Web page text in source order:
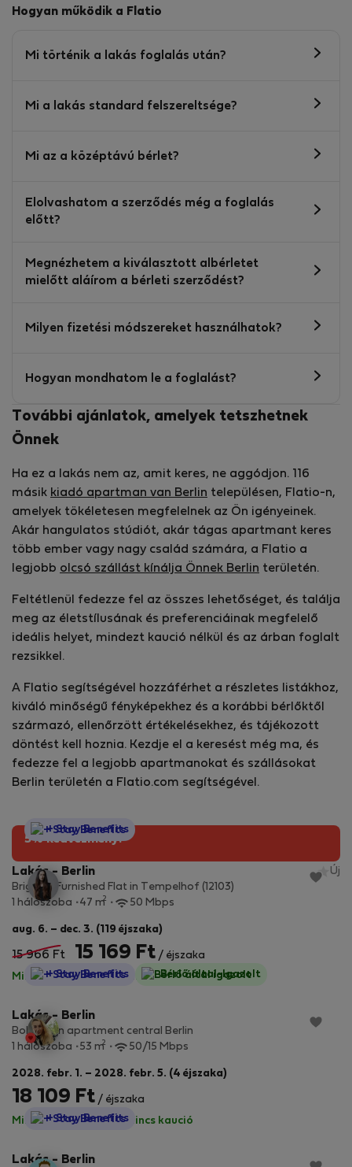
Hogyan működik a Flatio
Mi történik a lakás foglalás után?
Mi a lakás standard felszereltsége?
Mi az a középtávú bérlet?
Elolvashatom a szerződés még a foglalás
előtt?
Megnézhetem a kiválasztott albérletet
mielőtt aláírom a bérleti szerződést?
Milyen fizetési módszereket használhatok?
Hogyan mondhatom le a foglalást?
További ajánlatok, amelyek tetszhetnek
Önnek
Ha ez a lakás nem az, amit keres, ne aggódjon. 116
másik kiadó apartman van Berlin településen, Flatio-n,
amelyek tökéletesen megfelelnek az Ön igényeinek.
Akár hangulatos stúdiót, akár tágas apartmant keres
több ember vagy nagy család számára, a Flatio a
legjobb olcsó szállást kínálja Önnek Berlin területén.
Feltétlenül fedezze fel az összes lehetőséget, és találja
meg az életstílusának és preferenciáinak megfelelő
ideális helyet, mindezt kaució nélkül és az árban foglalt
rezsikkel.
A Flatio segítségével hozzáférhet a részletes listákhoz,
kiváló minőségű fényképekhez és a korábbi bérlőktől
származó, ellenőrzött értékelésekhez, és tájékozott
döntést kell hoznia. Kezdje el a keresést még ma, és
fedezze fel a legjobb apartmanokat és szállásokat
Berlin területén a Flatio.com segítségével.
5% kedvezmény!
StayProtection
+ Stay Benefits
Lakás - Berlin
Új
Bright & Furnished Flat in Tempelhof (12103)
1 hálószoba
47 m2 50 Mbps
aug. 6. – dec. 3. (119 éjszaka)
15 966 Ft 15 169 Ft / éjszaka
Minden díj benne van·Nincs kaució
StayProtection
+ Stay Benefits Bérlő által-Igazolt
Lakás - Berlin
Bohemian apartment central Berlin
1 hálószoba
53 m2 50/15 Mbps
2028. febr. 1. – 2028. febr. 5. (4 éjszaka)
18 109 Ft / éjszaka
Minden díj benne van·Nincs kaució
StayProtection
+ Stay Benefits
Lakás - Berlin